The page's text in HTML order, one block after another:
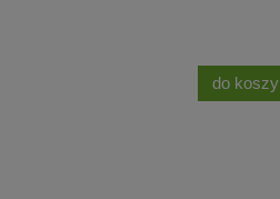
do